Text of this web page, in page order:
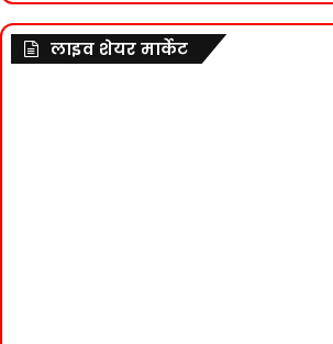
लाइव शेयर मार्केट